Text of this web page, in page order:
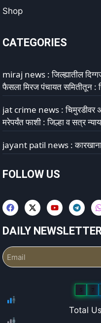
Shop
CATEGORIES
miraj news : जिल्ह्यातील
फैसला मिरज पंचायत समितीतून :
jat crime news : चिमुरडीवर
मरेपर्यंत फाशी : जिल्हा व सत्र
jayant patil news : कारखाना
FOLLOW US
DAILY
5 7
Total